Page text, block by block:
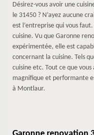
Désirez-vous avoir une
le 31450 ? N’ayez aucune
est l’entreprise qui vous
cuisine. Vu que Garonne
expérimentée, elle est
concernant la cuisine. Tels
cuisine etc. Tout ce que
magnifique et performante
à Montlaur.